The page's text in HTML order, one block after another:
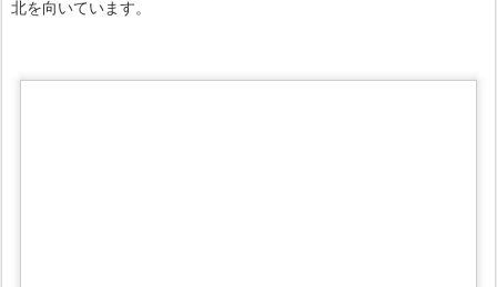
北を向いています。